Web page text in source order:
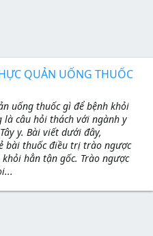
QUẢN UỐNG THUỐC
uống thuốc gì để bệnh khỏi
là câu hỏi thách với ngành y
y. Bài viết dưới đây,
bài thuốc điều trị trào ngược
hẳn tận gốc. Trào ngược